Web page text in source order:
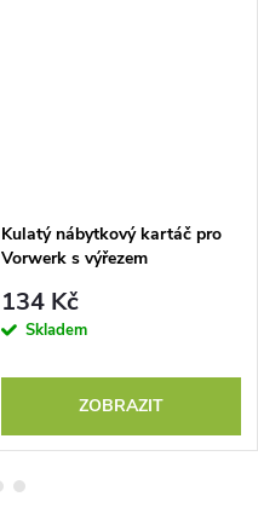
Kulatý nábytkový kartáč pro
Vorwerk s výřezem
134 Kč
Skladem
ZOBRAZIT